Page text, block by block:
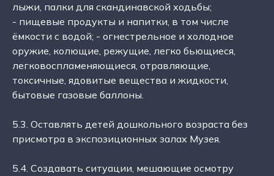
лыжи, палки для скандинавской ходьбы;
- пищевые продукты и напитки, в том числе
ёмкости с водой; - огнестрельное и холодное
оружие, колющие, режущие, легко бьющиеся,
легковоспламеняющиеся, отравляющие,
токсичные, ядовитые вещества и жидкости,
бытовые газовые баллоны.
5.3. Оставлять детей дошкольного возраста без
присмотра в экспозиционных залах Музея.
5.4. Создавать ситуации, мешающие осмотру